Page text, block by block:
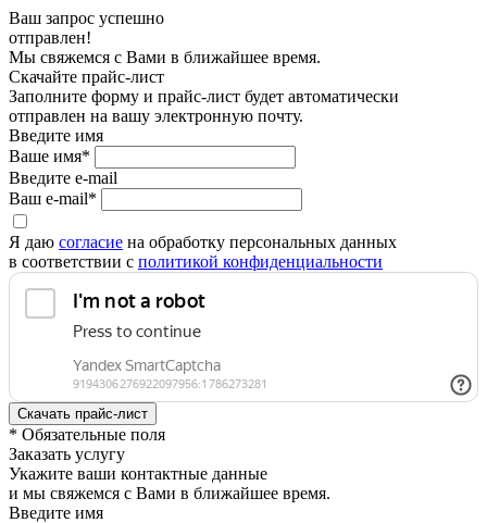
Ваш запрос успешно
отправлен!
Мы свяжемся с Вами в ближайшее время.
Скачайте прайс-лист
Заполните форму и прайс-лист будет автоматически
отправлен на вашу электронную почту.
Введите имя
Ваше имя*
Введите e-mail
Ваш e-mail*
Я даю согласие на обработку персональных данных
в соответствии с политикой конфиденциальности
* Обязательные поля
Заказать услугу
Укажите ваши контактные данные
и мы свяжемся с Вами в ближайшее время.
Введите имя